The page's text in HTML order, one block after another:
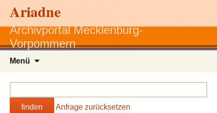
Ariadne
Archivportal Mecklenburg-
Vorpommern
Menü
finden Anfrage zurücksetzen